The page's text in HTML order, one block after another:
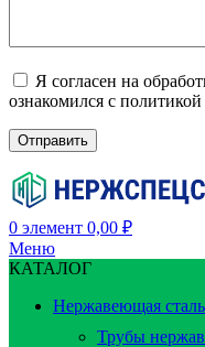
Я согласен на
ознакомился с
0 элемент 0,00 ₽
Меню
КАТАЛОГ
Нержавеющая сталь
Трубы